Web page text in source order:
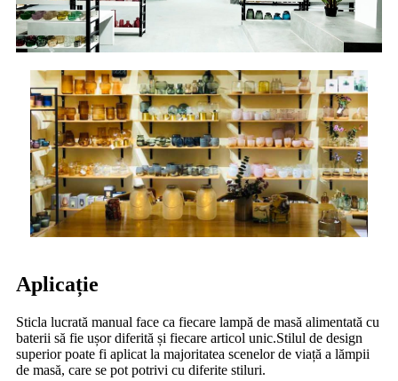
Aplicație
Sticla lucrată manual face ca fiecare lampă de masă alimentată cu
baterii să fie ușor diferită și fiecare articol unic.Stilul de design
superior poate fi aplicat la majoritatea scenelor de viață a lămpii
de masă, care se pot potrivi cu diferite stiluri.